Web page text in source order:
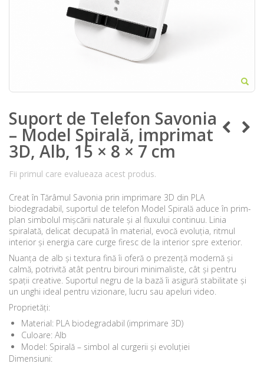
Suport de Telefon Savonia
– Model Spirală, imprimat
3D, Alb, 15 × 8 × 7 cm
Fii primul care evalueaza acest produs.
Creat în Tărâmul Savonia prin imprimare 3D din PLA
biodegradabil, suportul de telefon Model Spirală aduce în prim-
plan simbolul mișcării naturale și al fluxului continuu. Linia
spiralată, delicat decupată în material, evocă evoluția, ritmul
interior și energia care curge firesc de la interior spre exterior.
Nuanța de alb și textura fină îi oferă o prezență modernă și
calmă, potrivită atât pentru birouri minimaliste, cât și pentru
spații creative. Suportul negru de la bază îi asigură stabilitate și
un unghi ideal pentru vizionare, lucru sau apeluri video.
Proprietăți:
Material: PLA biodegradabil (imprimare 3D)
Culoare: Alb
Model: Spirală – simbol al curgerii și evoluției
Dimensiuni: